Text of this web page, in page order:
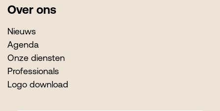
Over ons
Nieuws
Agenda
Onze diensten
Professionals
Logo download